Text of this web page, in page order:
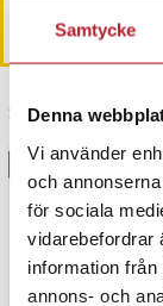
Samtycke
Denna
Vi använder
och
för sociala
vidarebefordrar
information
annons- och
Köp
Senast besökta
BÄSTSÄLJARE